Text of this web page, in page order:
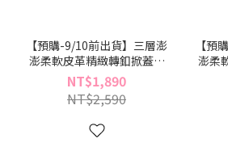
【預購-9/10前出貨】三層澎
澎柔軟皮革精緻轉釦掀蓋斜
背包-青檸霜-澳式丹波麵包
系列(BX96393-29)
NT$1,890
NT$2,590
【預
澎柔
背